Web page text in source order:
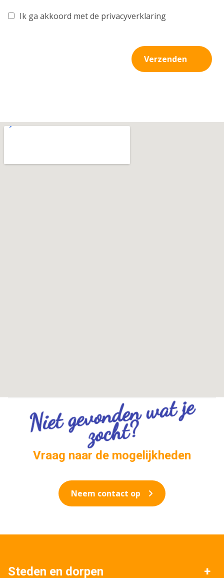
Ik ga akkoord met de privacyverklaring
Verzenden
Vraag naar de mogelijkheden
Niet gevo
n
de
n
wat je
zoc
ht
?
Neem contact op
Steden en dorpen